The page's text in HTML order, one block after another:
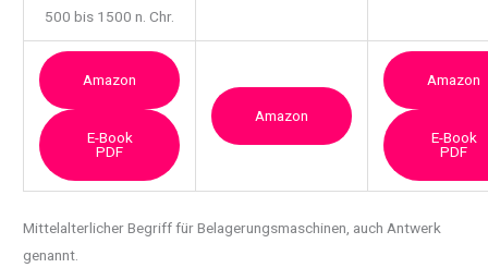
500 bis 1500 n. Chr.
Amazon
E-Book
PDF
Amazon
Amazon
E-Book
PDF
Mittelalterlicher Begriff fürBelagerungsmaschinen, auch Antwerk
genannt.